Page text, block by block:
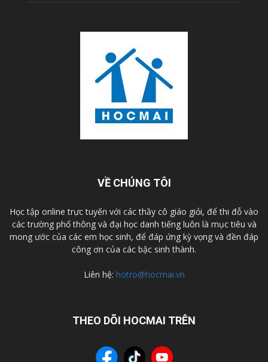
VỀ CHÚNG TÔI
Học tập online trực tuyến với các thầy cô giáo giỏi, để thi đỗ vào
các trường phổ thông và đại học danh tiếng luôn là mục tiêu và
mong ước của các em học sinh, để đáp ứng kỳ vọng và đền đáp
công ơn của các bậc sinh thành.
Liên hệ: hotro@hocmai.vn
THEO DÕI HOCMAI TRÊN